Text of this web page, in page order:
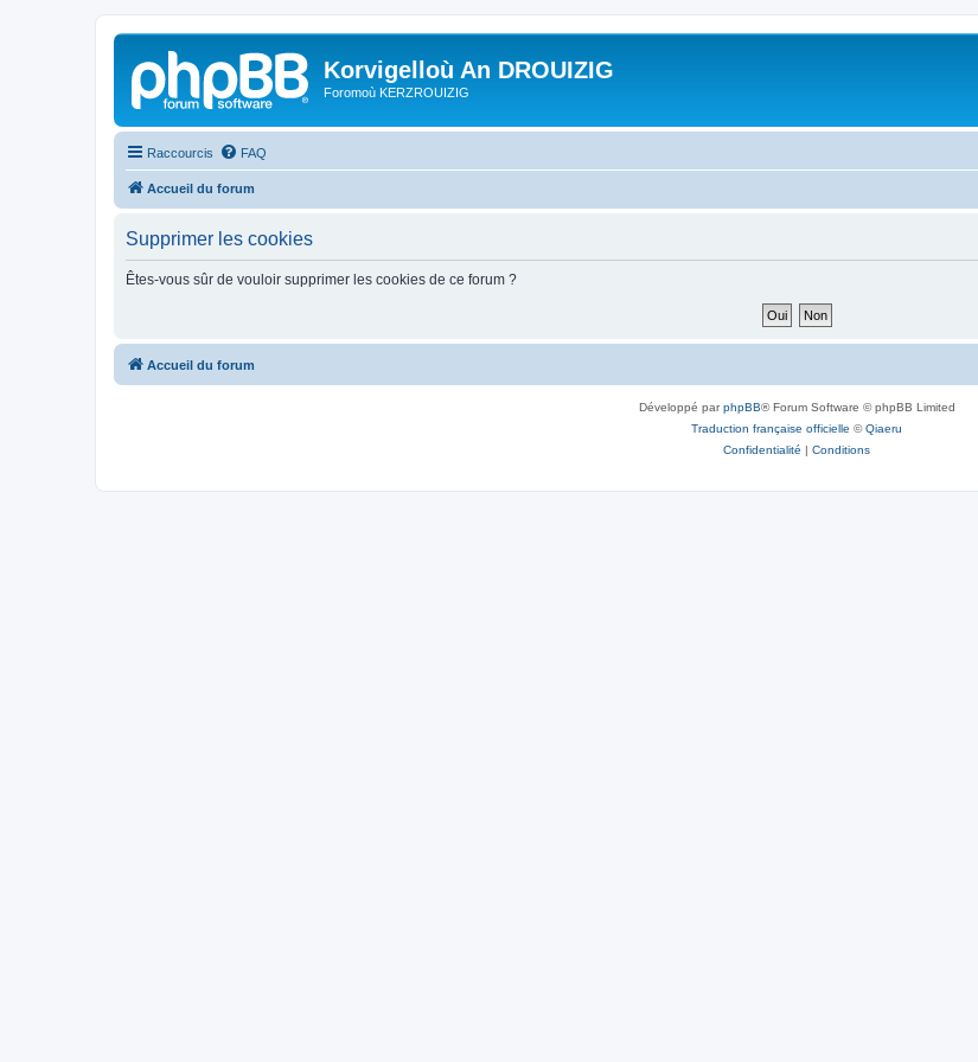
Korvigelloù An DROUIZIG
Foromoù KERZROUIZIG
Raccourcis FAQ
Accueil du forum
Supprimer les cookies
Êtes-vous sûr de vouloir supprimer les cookies de ce forum ?
Accueil du forum
Développé parphpBB® Forum Software © phpBB Limited
Traduction française officielle ©Qiaeru
Confidentialité | Conditions